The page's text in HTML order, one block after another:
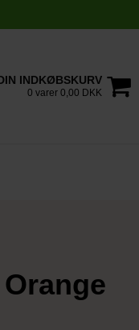
INDKØBSKURV
0 varer 0,00 DKK